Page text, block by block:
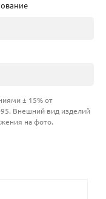
± 15% от
95. Внешний вид изделий
на фото.